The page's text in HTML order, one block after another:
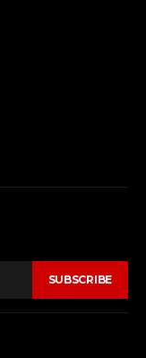
SUBSCRIBE